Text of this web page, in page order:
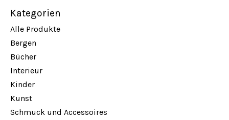
Kategorien
Alle Produkte
Bergen
Bücher
Interieur
Kinder
Kunst
Schmuck und Accessoires